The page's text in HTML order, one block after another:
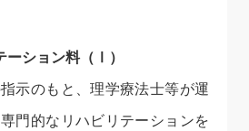
ーション料（Ⅰ）
示のもと、理学療法士等が運
門的なリハビリテーションを